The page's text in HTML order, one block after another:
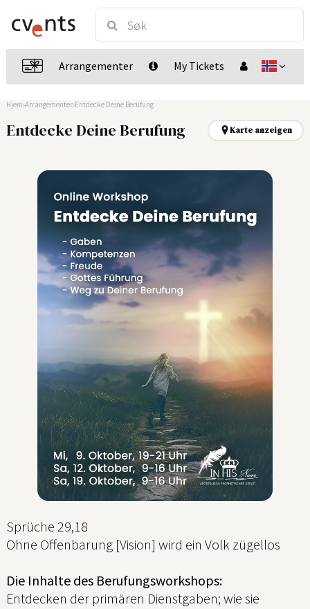
Arrangementer My Tickets
Hjem Arrangementer Entdecke Deine Berufung
Entdecke Deine Berufung Karte anzeigen
Sprüche 29,18
Ohne Offenbarung [Vision] wird ein Volk zügellos
Die Inhalte des Berufungsworkshops:
Entdecken der primären Dienstgaben; wie sie